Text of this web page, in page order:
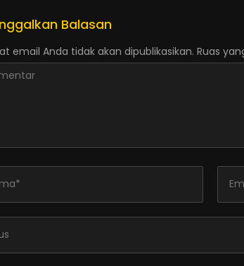
Balasan
email Anda tidak akan dipublikasikan. Ruas